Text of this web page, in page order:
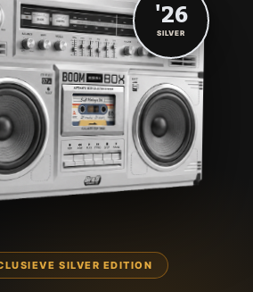
SILVER EDITION
'26
SILVER